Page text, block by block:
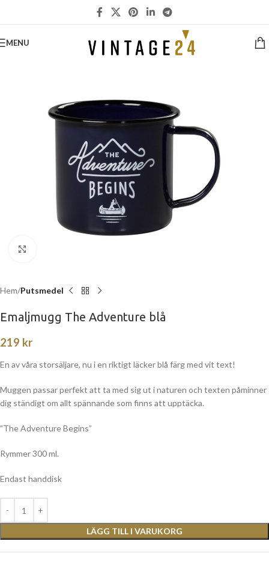
MENU
Hem Putsmedel
Emaljmugg The Adventure blå
219 kr
En av våra storsäljare, nu i en riktigt läcker blå färg med vit text!
Muggen passar perfekt att ta med sig ut i naturen och texten påminner
dig ständigt om allt spännande som finns att upptäcka.
”The Adventure Begins”
Rymmer 300 ml.
Endast handdisk
LÄGG TILL I VARUKORG